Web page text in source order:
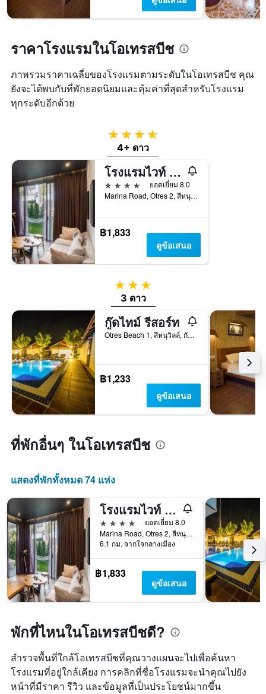
ราคาโรงแรมในโอเทรสบีช
ภาพรวมราคาเฉลี่ยของโรงแรมตามระดับในโอเทรสบีช คุณ
ยังจะได้พบกับที่พักยอดนิยมและคุ้มค่าที่สุดสำหรับโรงแรม
ทุกระดับอีกด้วย
4 ดาว
4+ ดาว
โรงแรมไวท์ บูติก แอนด์ เรสซิเดนเซส
4 ดาว
ยอดเยี่ยม 8.0
Marina Road, Otres 2, สีหนุวิลล์, กัมพูชา
฿1,833
ดูข้อเสนอ
3 ดาว
3 ดาว
กู๊ดไทม์ รีสอร์ท
Otres Beach 1, สีหนุวิลล์, กัมพูชา
฿1,233
ดูข้อเสนอ
ที่พักอื่นๆ ในโอเทรสบีช
แสดงที่พักทั้งหมด 74 แห่ง
โรงแรมไวท์ บูติก แอนด์ เรสซิเดนเซส
4 ดาว
ยอดเยี่ยม 8.0
Marina Road, Otres 2, สีหนุวิลล์, กัมพูชา
6.1 กม. จากใจกลางเมือง
฿1,833
ดูข้อเสนอ
พักที่ไหนในโอเทรสบีชดี?
สำรวจพื้นที่ใกล้โอเทรสบีชที่คุณวางแผนจะไปเพื่อค้นหา
โรงแรมที่อยู่ใกล้เคียง การคลิกที่ชื่อโรงแรมจะนำคุณไปยัง
หน้าที่มีราคา รีวิว และข้อมูลที่เป็นประโยชน์มากขึ้น